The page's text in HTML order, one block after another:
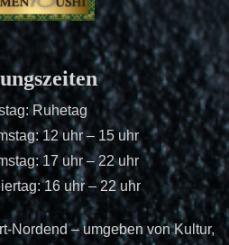
Ruhetag
12 uhr – 15 uhr
17 uhr – 22 uhr
16 uhr – 22 uhr
Nordend – umgeben von Kultur,